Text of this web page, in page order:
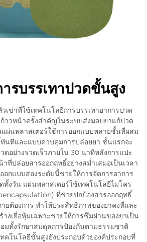
รบรรเทาปวดขั้นสูง
เข่าที่ใช้เทคโนโลยีการบรรเทาอาการปวด
าวหน้าครั้งสำคัญในระบบส่งมอบยาแก้ปวด
ผ่นพลาสเตอร์ใช้การออกแบบหลายชั้นที่ผสม
นทีและแบบควบคุมการปล่อยยา ชั้นแรกจะ
ดอย่างรวดเร็วภายใน 30 นาทีหลังการแปะ
ปล่อยสารออกฤทธิ์อย่างสม่ำเสมอเป็นเวลา
อกแบบสองระดับนี้ช่วยให้การจัดการอาการ
งวัน แผ่นพลาสเตอร์ใช้เทคโนโลยีไมโคร
ที่ช่วยปกป้องสารออกฤทธิ์
ายต้องการ ทำให้ประสิทธิภาพของยาคงที่และ
งเยื่อหุ้มเฉพาะช่วยให้การซึมผ่านของยาเป็น
มทั้งรักษาสมดุลการป้องกันตามธรรมชาติ
คโนโลยีขั้นสูงยังประกอบด้วยองค์ประกอบที่